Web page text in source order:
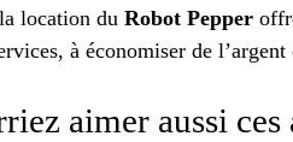
location du Robot Pepper
à économiser de
aimer aussi ces